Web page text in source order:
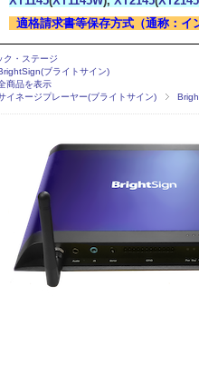
適格請求書等保存方式（通称：イ
ク・ステージ
ブライトサイン)
商品を表示
イネージプレーヤー(ブライトサイン)